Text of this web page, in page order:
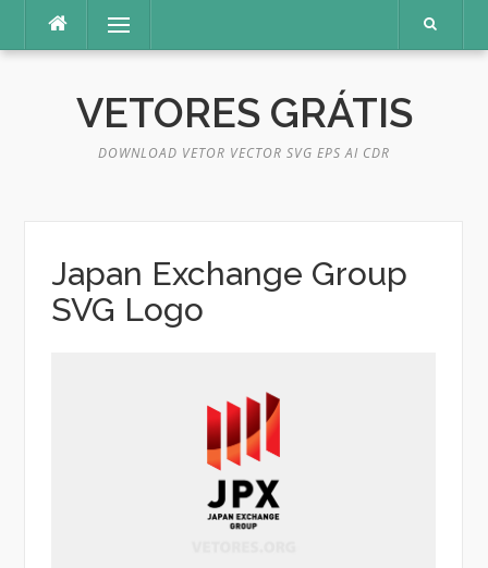
o
Menu
VETORES GRÁTIS
DOWNLOAD VETOR VECTOR SVG EPS AI CDR
Japan Exchange Group
SVG Logo